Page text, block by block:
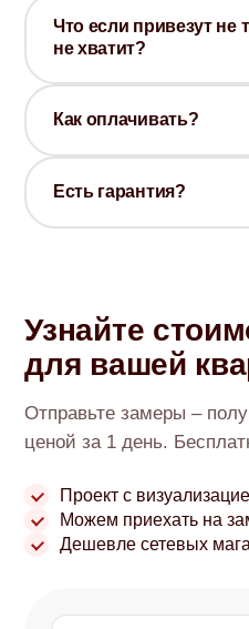
15–20% от стоимости
выполняют наши
Что если привезут не
не хватит?
или некорректные
быстро и без доплат с
Как оплачивать?
договора. Способ –
оплата по счёту.
Есть гарантия?
чем через сервисный
Узнайте
для вашей
Отправьте замеры –
ценой за 1 день.
Проект с
Можем приехать на
Дешевле сетевых